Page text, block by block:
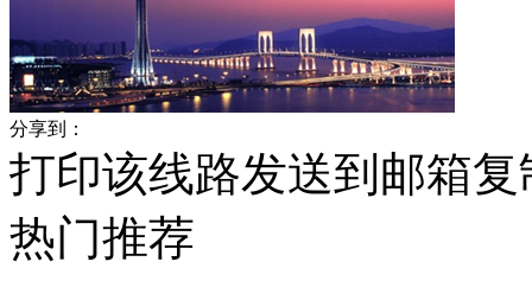
分享到：
打印该线路发送到邮箱复
热门推荐